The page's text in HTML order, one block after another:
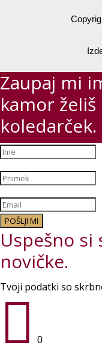
Zaupaj mi
kamor
koledarček.
POŠLJI MI
Uspešno si
novičke.
Tvoji podatki so
 0